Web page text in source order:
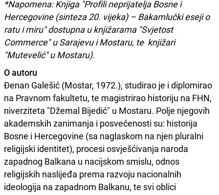
*Napomena: Knjiga "Profili neprijatelja Bosne i
Hercegovine (sinteza 20. vijeka) – Bakamlučki eseji o
ratu i miru" dostupna u knjižarama "Svjetost
Commerce" u Sarajevu i Mostaru, te knjižari
"Mutevelić" u Mostaru).
O autoru
Đenan Galešić (Mostar, 1972.), studirao je i diplomirao
na Pravnom fakultetu, te magistrirao historiju na FHN,
niverziteta "Džemal Bijedić" u Mostaru. Polje njegovih
akademskih zanimanja i posvećenosti su: historija
Bosne i Hercegovine (sa naglaskom na njen pluralni
religijski identitet), procesi osvješćivanja naroda
zapadnog Balkana u nacijskom smislu, odnos
religijskih naslijeđa prema razvoju nacionalnih
ideologija na zapadnom Balkanu, te svi oblici